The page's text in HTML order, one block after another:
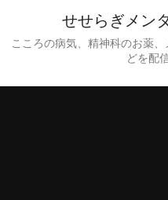
せせらぎメン
こころの病気、精神科のお薬
どを配